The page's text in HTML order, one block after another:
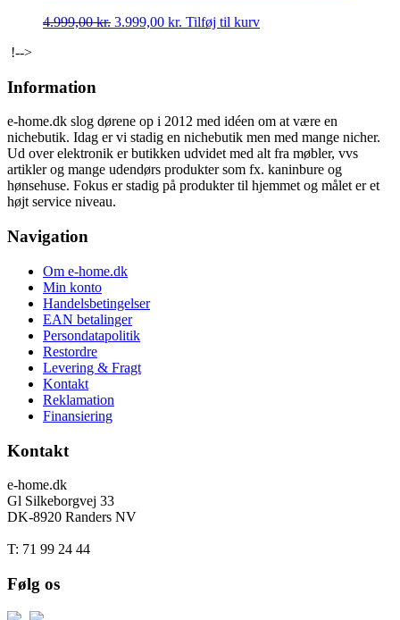
4.999,00kr. Den
3.999,00 kr. Den
Tilføj til kurv
!-->
Information
e-home.dk slog dørene op i 2012 med idéen om at være en
nichebutik. Idag er vi stadig en nichebutik men med mange nicher.
Ud over elektronik er butikken udvidet med alt fra møbler, vvs
artikler og mange udendørs produkter som fx. kaninbure og
hønsehuse. Fokus er stadig på produkter til hjemmet og målet er et
højt service niveau.
Navigation
Om e-home.dk
Min konto
Handelsbetingelser
EAN betalinger
Persondatapolitik
Restordre
Levering & Fragt
Kontakt
Reklamation
Finansiering
Kontakt
e-home.dk
Gl Silkeborgvej 33
DK-8920 Randers NV
T: 71 99 24 44
Følg os